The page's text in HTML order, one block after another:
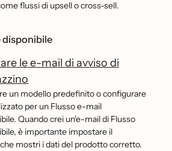
flussi di upsell o cross-sell.
disponibile
le e-mail di avviso di
un modello predefinito o configurare
per un Flusso e-mail
Quando crei un'e-mail di Flusso
è importante impostare il
mostri i dati del prodotto corretto.